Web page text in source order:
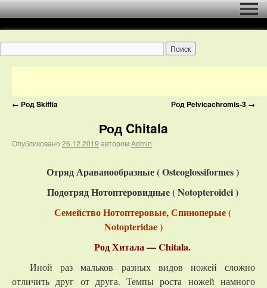
← Род Skiffia Род Pelvicachromis-3 →
Род Chitala
Опубликовано 26.12.2019 авторомAdmin
Отряд Араванообразные ( Osteoglossiformes )
Подотряд Нотоптеровидные (Notopteroidei)
Семейство Нотоптеровые, Спиноперые (
Notopteridae )
Род Хитала — Chitala.
Иной раз мальков разных видов ножей сложно
отличить друг от друга. Темпы роста ножей намного